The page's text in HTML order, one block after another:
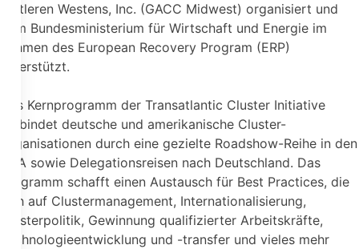
Mittleren Westens, Inc. (GACC Midwest) organisiert und
vom Bundesministerium für Wirtschaft und Energie im
Rahmen des European Recovery Program (ERP)
unterstützt.
Das Kernprogramm der Transatlantic Cluster Initiative
verbindet deutsche und amerikanische Cluster-
Organisationen durch eine gezielte Roadshow-Reihe in den
USA sowie Delegationsreisen nach Deutschland. Das
Programm schafft einen Austausch für Best Practices, die
sich auf Clustermanagement, Internationalisierung,
Clusterpolitik, Gewinnung qualifizierter Arbeitskräfte,
Technologieentwicklung und -transfer und vieles mehr